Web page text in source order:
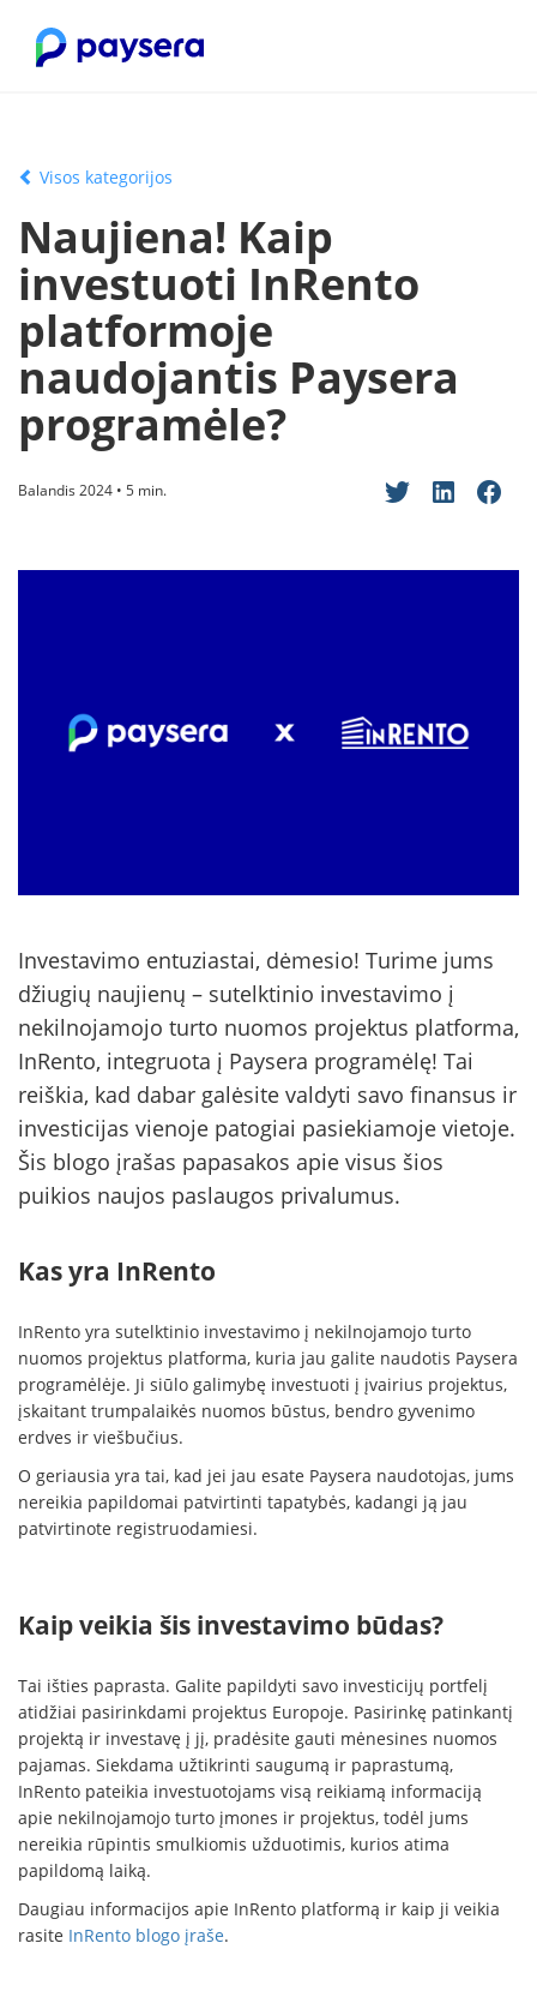
Visos kategorijos
Naujiena! Kaip
investuoti InRento
platformoje
naudojantis Paysera
programėle?
Balandis 2024 • 5 min.
Investavimo entuziastai, dėmesio! Turime jums
džiugių naujienų – sutelktinio investavimo į
nekilnojamojo turto nuomos projektus platforma,
InRento, integruota į Paysera programėlę! Tai
reiškia, kad dabar galėsite valdyti savo finansus ir
investicijas vienoje patogiai pasiekiamoje vietoje.
Šis blogo įrašas papasakos apie visus šios
puikios naujos paslaugos privalumus.
Kas yra InRento
InRento yra sutelktinio investavimo į nekilnojamojo turto
nuomos projektus platforma, kuria jau galite naudotis Paysera
programėlėje. Ji siūlo galimybę investuoti į įvairius projektus,
įskaitant trumpalaikės nuomos būstus, bendro gyvenimo
erdves ir viešbučius.
O geriausia yra tai, kad jei jau esate Paysera naudotojas, jums
nereikia papildomai patvirtinti tapatybės, kadangi ją jau
patvirtinote registruodamiesi.
Kaip veikia šis investavimo būdas?
Tai išties paprasta. Galite papildyti savo investicijų portfelį
atidžiai pasirinkdami projektus Europoje. Pasirinkę patinkantį
projektą ir investavę į jį, pradėsite gauti mėnesines nuomos
pajamas. Siekdama užtikrinti saugumą ir paprastumą,
InRento pateikia investuotojams visą reikiamą informaciją
apie nekilnojamojo turto įmones ir projektus, todėl jums
nereikia rūpintis smulkiomis užduotimis, kurios atima
papildomą laiką.
Daugiau informacijos apie InRento platformą ir kaip ji veikia
rasite InRento blogo įraše.